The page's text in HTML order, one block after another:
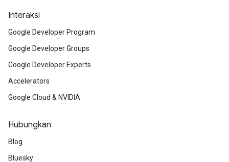
Interaksi
Google Developer Program
Google Developer Groups
Google Developer Experts
Accelerators
Google Cloud & NVIDIA
Hubungkan
Blog
Bluesky